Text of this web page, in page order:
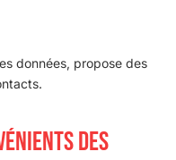
données, propose des
DES